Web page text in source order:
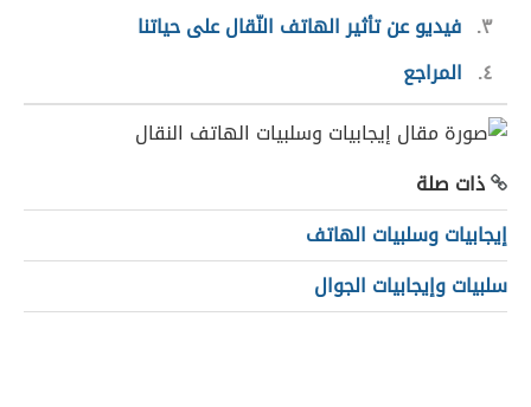
٣ فيديو عن تأثير الهاتف النّقال على حياتنا
٤
المراجع
ذات صلة
إيجابيات وسلبيات الهاتف
سلبيات وإيجابيات الجوال